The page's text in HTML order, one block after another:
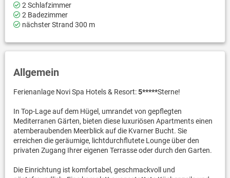
2 Schlafzimmer
2 Badezimmer
nächster Strand 300 m
Allgemein
Ferienanlage Novi Spa Hotels & Resort:5*****Sterne!
In Top-Lage auf dem Hügel, umrandet von gepflegten
Mediterranen Gärten, bieten diese luxuriösen Apartments einen
atemberaubenden Meerblick auf die Kvarner Bucht. Sie
erreichen die geräumige, lichtdurchflutete Lounge über den
privaten Zugang Ihrer eigenen Terrasse oder durch den Garten.
Die Einrichtung ist komfortabel, geschmackvoll und